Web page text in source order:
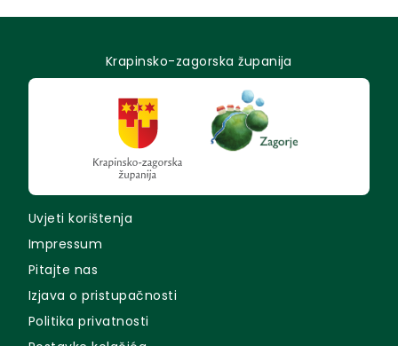
Krapinsko-zagorska županija
Uvjeti korištenja
Impressum
Pitajte nas
Izjava o pristupačnosti
Politika privatnosti